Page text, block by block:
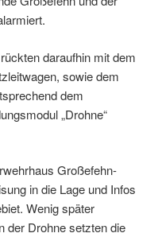
daraufhin mit dem
sowie dem
dem
„Drohne“
Großefehn-
in die Lage und Infos
Wenig später
der Drohne setzten die